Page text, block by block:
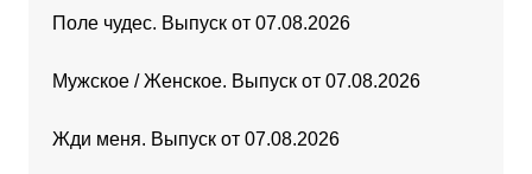
Поле чудес. Выпуск от 07.08.2026
Мужское / Женское. Выпуск от 07.08.2026
Жди меня. Выпуск от 07.08.2026